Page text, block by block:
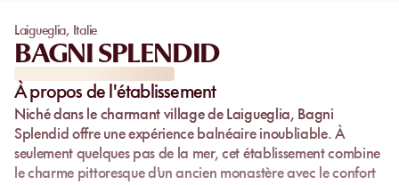
Laigueglia, Italie
BAGNI SPLENDID
À propos de l'établissement
Niché dans le charmant village de Laigueglia, Bagni
Splendid offre une expérience balnéaire inoubliable. À
seulement quelques pas de la mer, cet établissement combine
le charme pittoresque d'un ancien monastère avec le confort